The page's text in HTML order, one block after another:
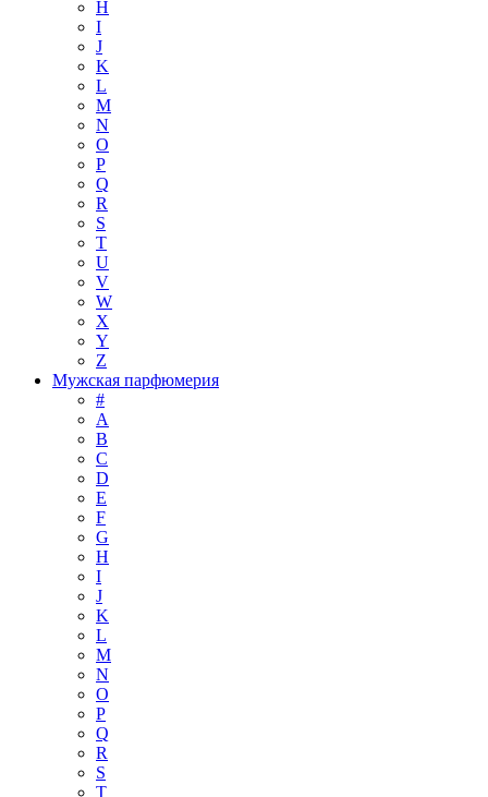
H
I
J
K
L
M
N
O
P
Q
R
S
T
U
V
W
X
Y
Z
Мужская парфюмерия
#
A
B
C
D
E
F
G
H
I
J
K
L
M
N
O
P
Q
R
S
T